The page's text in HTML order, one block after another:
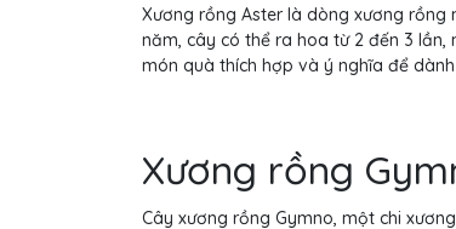
Xương rồng Aster là dòng xương rồng
năm, cây có thể ra hoa từ 2 đến 3
món quà thích hợp và ý nghĩa để
Xương rồng
Cây xương rồng Gymno, một chi